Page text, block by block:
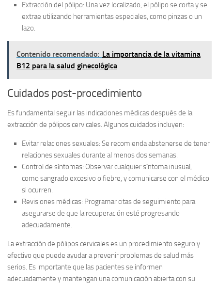
Extracción del pólipo: Una vez localizado, el pólipo se corta y se
extrae utilizando herramientas especiales, como pinzas o un
lazo.
Contenido recomendado: La importancia de la vitamina
B12 para la salud ginecológica
Cuidados post-procedimiento
Es fundamental seguir las indicaciones médicas después de la
extracción de pólipos cervicales. Algunos cuidados incluyen:
Evitar relaciones sexuales: Se recomienda abstenerse de tener
relaciones sexuales durante al menos dos semanas.
Control de síntomas: Observar cualquier síntoma inusual,
como sangrado excesivo o fiebre, y comunicarse con el médico
si ocurren.
Revisiones médicas: Programar citas de seguimiento para
asegurarse de que la recuperación esté progresando
adecuadamente.
La extracción de pólipos cervicales es un procedimiento seguro y
efectivo que puede ayudar a prevenir problemas de salud más
serios. Es importante que las pacientes se informen
adecuadamente y mantengan una comunicación abierta con su